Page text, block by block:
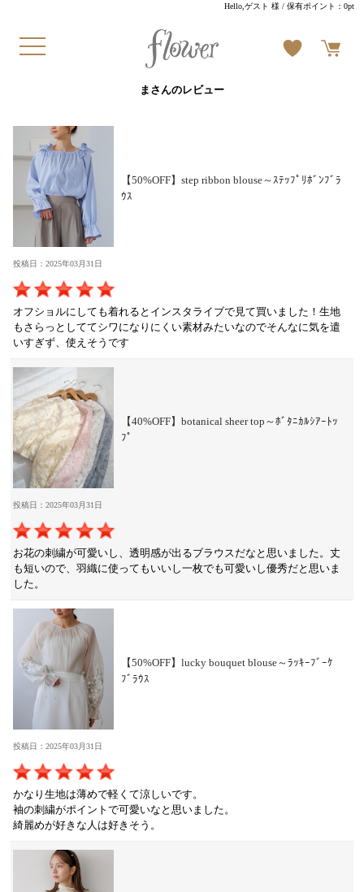
Hello,ゲスト 様 / 保有ポイント：0pt
まさんのレビュー
【50%OFF】step ribbon blouse～ｽﾃｯﾌﾟﾘﾎﾞﾝﾌﾞﾗ
ｳｽ
投稿日：2025年03月31日
オフショルにしても着れるとインスタライブで見て買いました！生地
もさらっとしててシワになりにくい素材みたいなのでそんなに気を遣
いすぎず、使えそうです
【40%OFF】botanical sheer top～ﾎﾞﾀﾆｶﾙｼｱｰﾄｯ
ﾌﾟ
投稿日：2025年03月31日
お花の刺繍が可愛いし、透明感が出るブラウスだなと思いました。丈
も短いので、羽織に使ってもいいし一枚でも可愛いし優秀だと思いま
した。
【50%OFF】lucky bouquet blouse～ﾗｯｷｰﾌﾞｰｹ
ﾌﾞﾗｳｽ
投稿日：2025年03月31日
かなり生地は薄めで軽くて涼しいです。
袖の刺繍がポイントで可愛いなと思いました。
綺麗めが好きな人は好きそう。